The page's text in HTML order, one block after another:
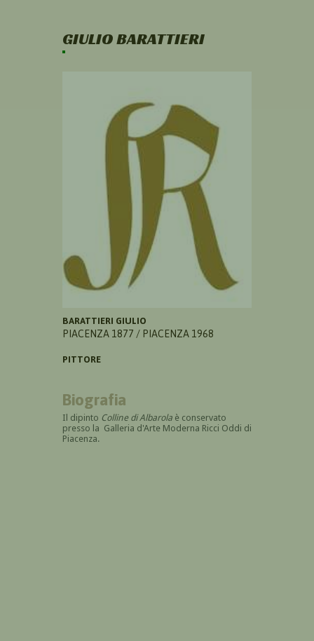
GIULIO BARATTIERI
BARATTIERI GIULIO
PIACENZA 1877 / PIACENZA 1968
PITTORE
Biografia
Il dipinto Colline di Albarola è conservato
presso la Galleria d'Arte Moderna Ricci Oddi di
Piacenza.